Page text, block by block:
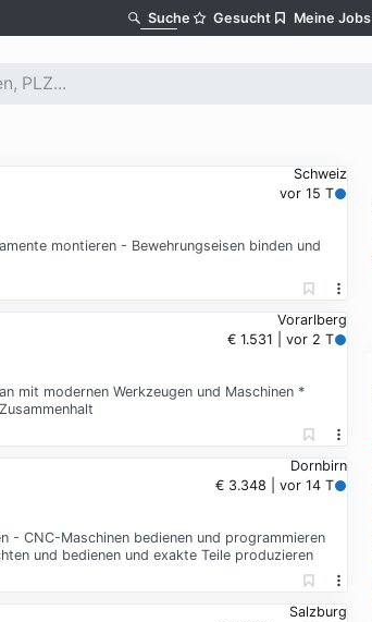
Suche Gesucht Meine Jobs
Schweiz
vor 15 T
montieren - Bewehrungseisen binden und
Vorarlberg
€ 1.531 | vor 2 T
mit modernen Werkzeugen und Maschinen *
Dornbirn
€ 3.348 | vor 14 T
- CNC-Maschinen bedienen und programmieren
und bedienen und exakte Teile produzieren
Salzburg